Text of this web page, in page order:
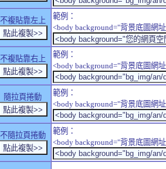
不複貼靠左上
範例：
<body background="背景底圖網
不複貼靠右上
範例：
<body background="背景底圖網
隨拉頁捲動
範例：
<body background="背景底圖網
不隨拉頁捲動
範例：
<body background="背景底圖網